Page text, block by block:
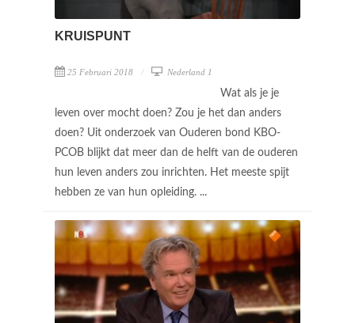
KRUISPUNT
25 Februari 2018 Nederland 1
Wat als je je
leven over mocht doen? Zou je het dan anders
doen? Uit onderzoek van Ouderen bond KBO-
PCOB blijkt dat meer dan de helft van de ouderen
hun leven anders zou inrichten. Het meeste spijt
hebben ze van hun opleiding. ...